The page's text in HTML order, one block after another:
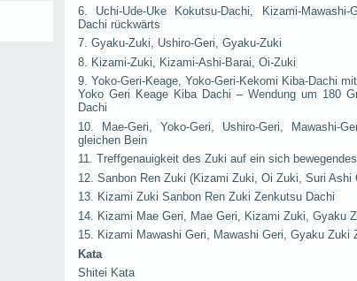
6. Uchi-Ude-Uke Kokutsu-Dachi, Kizami-Mawashi-
Dachi rückwärts
7. Gyaku-Zuki, Ushiro-Geri, Gyaku-Zuki
8. Kizami-Zuki, Kizami-Ashi-Barai, Oi-Zuki
9. Yoko-Geri-Keage, Yoko-Geri-Kekomi Kiba-Dachi
Yoko Geri Keage Kiba Dachi – Wendung um 180
Dachi
10. Mae-Geri, Yoko-Geri, Ushiro-Geri, Mawashi-
gleichen Bein
11. Treffgenauigkeit des Zuki auf ein sich
12. Sanbon Ren Zuki (Kizami Zuki, Oi Zuki, Suri Ashi
13. Kizami Zuki Sanbon Ren Zuki Zenkutsu Dachi
14. Kizami Mae Geri, Mae Geri, Kizami Zuki, Gyaku
15. Kizami Mawashi Geri, Mawashi Geri, Gyaku Zuki
Kata
Shitei Kata